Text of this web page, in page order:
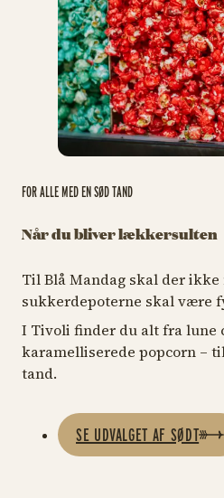
Når du bliver lækkersulten
FOR ALLE MED EN SØD TAND
Til Blå Mandag skal der ikke
sukkerdepoterne skal være
I Tivoli finder du alt fra lune
karamelliserede popcorn –
tand.
SE UDVALGET AF SØDT